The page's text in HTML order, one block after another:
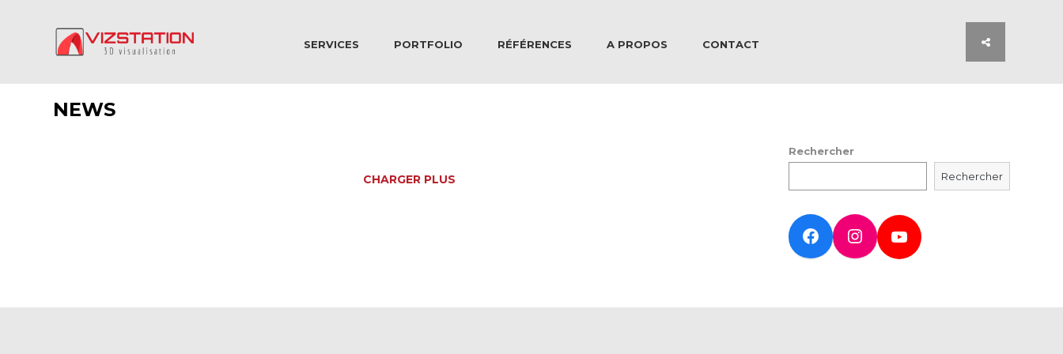
SERVICES PORTFOLIO RÉFÉRENCES A PROPOS CONTACT
NEWS
CHARGER PLUS
Rechercher
Rechercher